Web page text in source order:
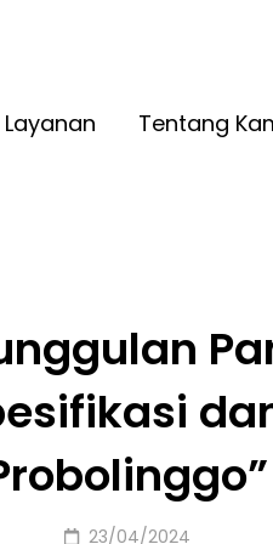
Tentang
Posted
23/04/2024